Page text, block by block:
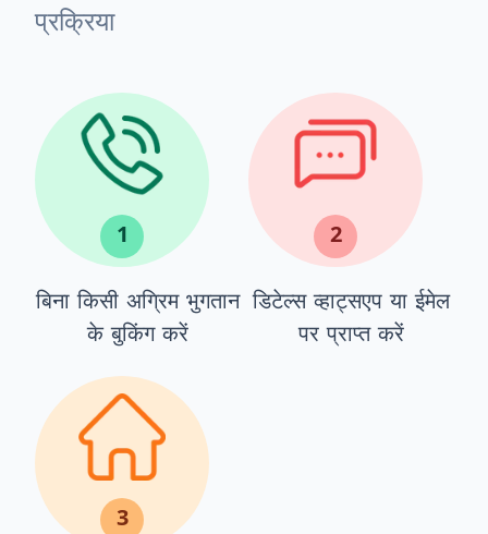
प्रक्रिया
1
बिना किसी अग्रिम भुगतान
के बुकिंग करें
2
डिटेल्स व्हाट्सएप या ईमेल
पर प्राप्त करें
3